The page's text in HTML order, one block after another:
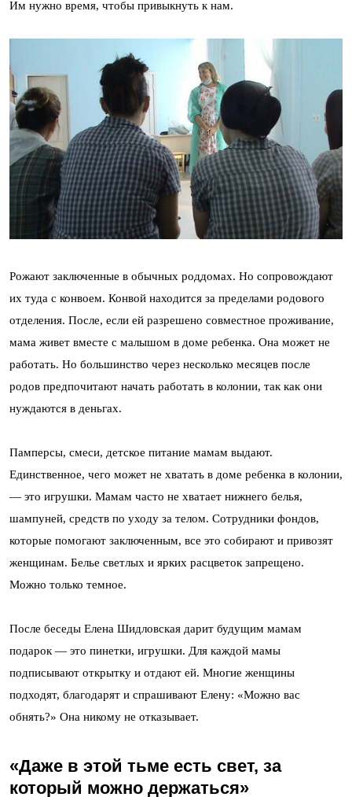
Им нужно время, чтобы привыкнуть к нам.
Рожают заключенные в обычных роддомах. Но сопровождают
их туда с конвоем. Конвой находится за пределами родового
отделения. После, если ей разрешено совместное проживание,
мама живет вместе с малышом в доме ребенка. Она может не
работать. Но большинство через несколько месяцев после
родов предпочитают начать работать в колонии, так как они
нуждаются в деньгах.
Памперсы, смеси, детское питание мамам выдают.
Единственное, чего может не хватать в доме ребенка в колонии,
— это игрушки. Мамам часто не хватает нижнего белья,
шампуней, средств по уходу за телом. Сотрудники фондов,
которые помогают заключенным, все это собирают и привозят
женщинам. Белье светлых и ярких расцветок запрещено.
Можно только темное.
После беседы Елена Шидловская дарит будущим мамам
подарок — это пинетки, игрушки. Для каждой мамы
подписывают открытку и отдают ей. Многие женщины
подходят, благодарят и спрашивают Елену: «Можно вас
обнять?» Она никому не отказывает.
«Даже в этой тьме есть свет, за
который можно держаться»